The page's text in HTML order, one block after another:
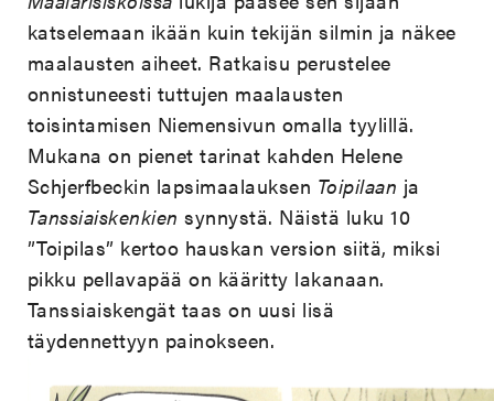
katselemaan ikään kuin tekijän silmin ja näkee
maalausten aiheet. Ratkaisu perustelee
onnistuneesti tuttujen maalausten
toisintamisen Niemensivun omalla tyylillä.
Mukana on pienet tarinat kahden Helene
Schjerfbeckin lapsimaalauksen Toipilaan ja
Tanssiaiskenkien synnystä. Näistä luku 10
”Toipilas” kertoo hauskan version siitä, miksi
pikku pellavapää on kääritty lakanaan.
Tanssiaiskengät taas on uusi lisä
täydennettyyn painokseen.